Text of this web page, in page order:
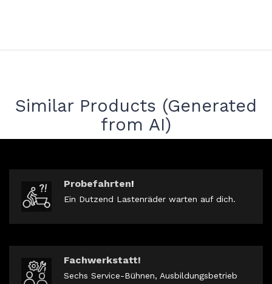
Similar Products (Generated
from AI)
Probefahrten!
Ein Dutzend Lastenräder warten auf dich.
Fachwerkstatt!
Sechs Service-Bühnen, Ausbildungsbetrieb